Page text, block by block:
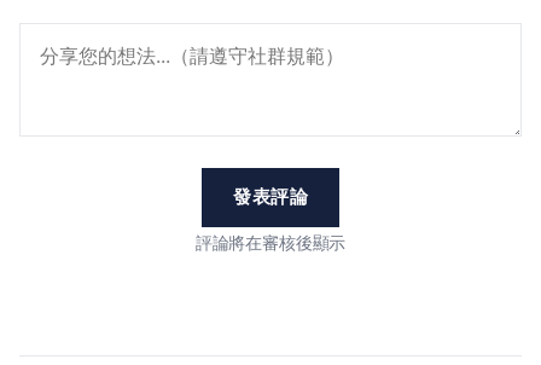
發表評論
評論將在審核後顯示